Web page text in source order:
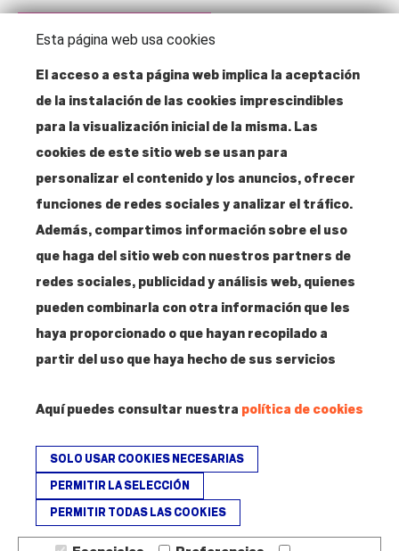
Acceso zona inscritos
Dirección
Santa Isabel, 52
28012 Madrid
Contacto
T. 915 304 287
info@amigosmuseoreinasofia.org
Hazte
Fundación Amigos del Museo Nacional Centro de Arte Reina Sofía - ©
2026
Esta página web usa cookies
El acceso a esta página web implica la aceptación
de la instalación de las cookies imprescindibles
para la visualización inicial de la misma. Las
cookies de este sitio web se usan para
personalizar el contenido y los anuncios, ofrecer
funciones de redes sociales y analizar el tráfico.
Además, compartimos información sobre el uso
que haga del sitio web con nuestros partners de
redes sociales, publicidad y análisis web, quienes
pueden combinarla con otra información que les
haya proporcionado o que hayan recopilado a
partir del uso que haya hecho de sus servicios
Aquí puedes consultar nuestra política de cookies
SOLO USAR COOKIES NECESARIAS
PERMITIR LA SELECCIÓN
PERMITIR TODAS LAS COOKIES